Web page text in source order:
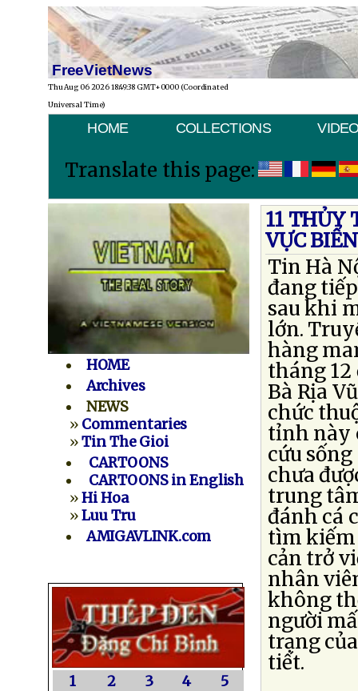
FreeVietNews
Thu Aug 06 2026 18:49:38 GMT+0000 (Coordinated
Universal Time)
HOME COLLECTIONS
Translate this page:
HOME
Archives
NEWS
» Commentaries
»Tin The Gioi
CARTOONS
CARTOONS in English
»Hi Hoa
»Luu Tru
AMIGAVLINK.com
1 2 3 4
5
11 THỦY
VỰC
Tin Hà
đang
sau khi
lớn.
hàng
tháng
Bà Rịa
chức
tỉnh này
cứu
chưa
trung
đánh cá
tìm kiếm
cản trở
nhân
không
người
trạng
tiết.